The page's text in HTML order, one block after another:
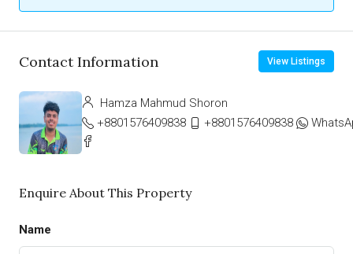
Contact Information View Listings
Hamza Mahmud Shoron
+8801576409838
+8801576409838
Enquire About This Property
Name